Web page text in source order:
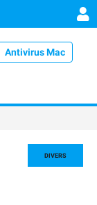
Antivirus Mac
DIVERS